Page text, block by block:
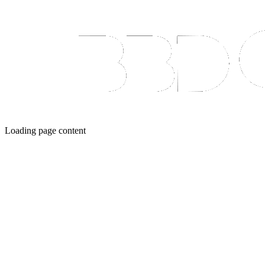
Loading page content